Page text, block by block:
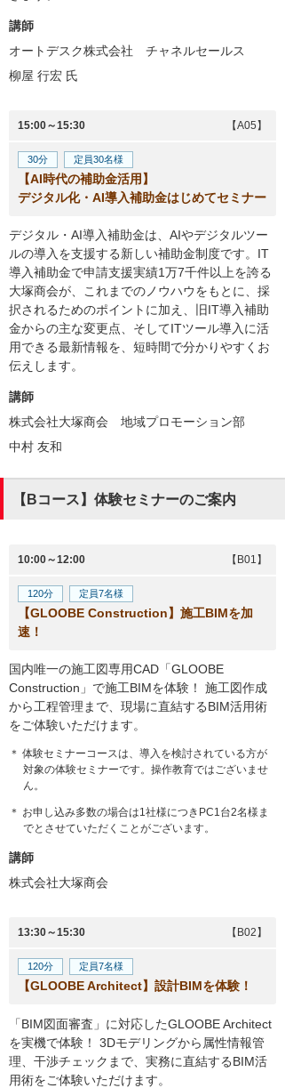
講師
オートデスク株式会社 チャネルセールス
柳屋 行宏 氏
15:00～15:30 【A05】
30分 定員30名様
【AI時代の補助金活用】
デジタル化・AI導入補助金はじめてセミナー
デジタル・AI導入補助金は、AIやデジタルツー
ルの導入を支援する新しい補助金制度です。IT
導入補助金で申請支援実績1万7千件以上を誇る
大塚商会が、これまでのノウハウをもとに、採
択されるためのポイントに加え、旧IT導入補助
金からの主な変更点、そしてITツール導入に活
用できる最新情報を、短時間で分かりやすくお
伝えします。
講師
株式会社大塚商会 地域プロモーション部
中村 友和
【Bコース】体験セミナーのご案内
10:00～12:00 【B01】
120分 定員7名様
【GLOOBE Construction】施工BIMを加
速！
国内唯一の施工図専用CAD「GLOOBE
Construction」で施工BIMを体験！ 施工図作成
から工程管理まで、現場に直結するBIM活用術
をご体験いただけます。
＊ 体験セミナーコースは、導入を検討されている方が
対象の体験セミナーです。操作教育ではございませ
ん。
＊ お申し込み多数の場合は1社様につきPC1台2名様ま
でとさせていただくことがございます。
講師
株式会社大塚商会
13:30～15:30 【B02】
120分 定員7名様
【GLOOBE Architect】設計BIMを体験！
「BIM図面審査」に対応したGLOOBE Architect
を実機で体験！ 3Dモデリングから属性情報管
理、干渉チェックまで、実務に直結するBIM活
用術をご体験いただけます。